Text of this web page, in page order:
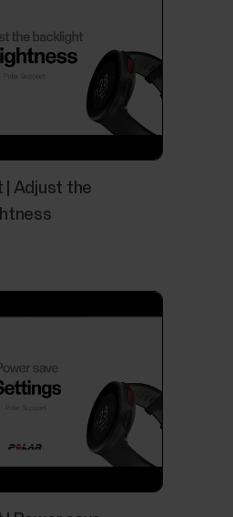
を行うことが可能...
を無効にす
省電力機能および
でどれだけの時間を
りやすく一つに取
基づく良好な睡眠
身の通常レベルと
必要があるかも知
眠状態の詳しい内
| Adjust the